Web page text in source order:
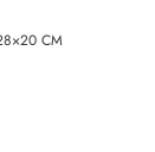
CM